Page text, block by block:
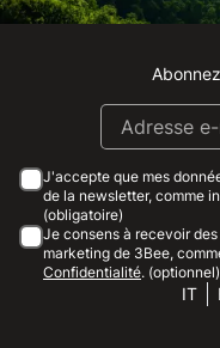
J'accepte que mes
de la newsletter, comme
(obligatoire)
Je consens à recevoir
marketing de 3Bee,
Confidentialité. (optionnel)
IT